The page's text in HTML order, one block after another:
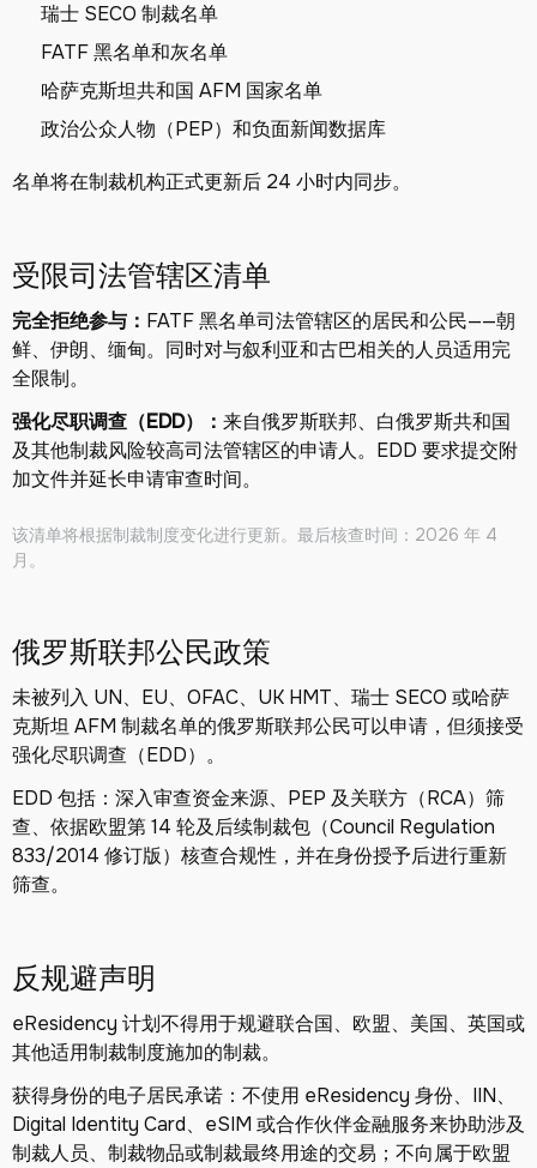
瑞士 SECO 制裁名单
FATF 黑名单和灰名单
哈萨克斯坦共和国 AFM 国家名单
政治公众人物（PEP）和负面新闻数据库
名单将在制裁机构正式更新后 24 小时内同步。
受限司法管辖区清单
完全拒绝参与： FATF 黑名单司法管辖区的居民和公民——朝
鲜、伊朗、缅甸。同时对与叙利亚和古巴相关的人员适用完
全限制。
强化尽职调查（EDD）： 来自俄罗斯联邦、白俄罗斯共和国
及其他制裁风险较高司法管辖区的申请人。EDD 要求提交附
加文件并延长申请审查时间。
该清单将根据制裁制度变化进行更新。最后核查时间：2026 年 4
月。
俄罗斯联邦公民政策
未被列入 UN、EU、OFAC、UK HMT、瑞士 SECO 或哈萨
克斯坦 AFM 制裁名单的俄罗斯联邦公民可以申请，但须接受
强化尽职调查（EDD）。
EDD 包括：深入审查资金来源、PEP 及关联方（RCA）筛
查、依据欧盟第 14 轮及后续制裁包（Council Regulation
833/2014 修订版）核查合规性，并在身份授予后进行重新
筛查。
反规避声明
eResidency 计划不得用于规避联合国、欧盟、美国、英国或
其他适用制裁制度施加的制裁。
获得身份的电子居民承诺：不使用 eResidency 身份、IIN、
Digital Identity Card、eSIM 或合作伙伴金融服务来协助涉及
制裁人员、制裁物品或制裁最终用途的交易；不向属于欧盟